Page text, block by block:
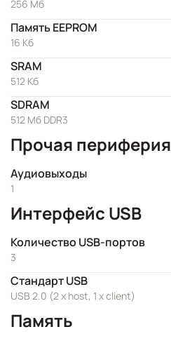
256 Мб
Память EEPROM
16 Кб
SRAM
512 Kб
SDRAM
512 Мб DDR3
Прочая периферия
Аудиовыходы
1
Интерфейс USB
Количество USB-портов
3
Стандарт USB
USB 2.0 (2 x host, 1 x client)
Память